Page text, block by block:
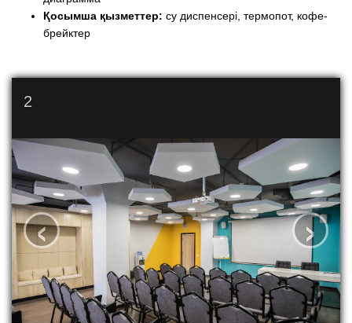
Қосымша қызметтер: су диспенсері, термопот, кофе-
брейктер
2
‹ ›